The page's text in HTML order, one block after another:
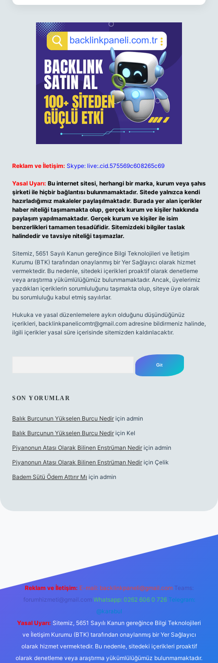
Reklam ve İletişim: Skype: live:.cid.575569c608265c69
Yasal Uyarı: Bu internet sitesi, herhangi bir marka, kurum veya şahıs
şirketi ile hiçbir bağlantısı bulunmamaktadır. Sitede yalnızca kendi
hazırladığımız makaleler paylaşılmaktadır. Burada yer alan içerikler
haber niteliği taşımamakta olup, gerçek kurum ve kişiler hakkında
paylaşım yapılmamaktadır. Gerçek kurum ve kişiler ile isim
benzerlikleri tamamen tesadüfidir. Sitemizdeki bilgiler taslak
halindedir ve tavsiye niteliği taşımazlar.
Sitemiz, 5651 Sayılı Kanun gereğince Bilgi Teknolojileri ve İletişim
Kurumu (BTK) tarafından onaylanmış bir Yer Sağlayıcı olarak hizmet
vermektedir. Bu nedenle, sitedeki içerikleri proaktif olarak denetleme
veya araştırma yükümlülüğümüz bulunmamaktadır. Ancak, üyelerimiz
yazdıkları içeriklerin sorumluluğunu taşımakta olup, siteye üye olarak
bu sorumluluğu kabul etmiş sayılırlar.
Hukuka ve yasal düzenlemelere aykırı olduğunu düşündüğünüz
içerikleri, backlinkpanelicomtr@gmail.com adresine bildirmeniz halinde,
ilgili içerikler yasal süre içerisinde sitemizden kaldırılacaktır.
SON YORUMLAR
Balık Burcunun Yükselen Burcu Nedir için admin
Balık Burcunun Yükselen Burcu Nedir için Kel
Piyanonun Atası Olarak Bilinen Enstrüman Nedir için admin
Piyanonun Atası Olarak Bilinen Enstrüman Nedir için Çelik
Badem Sütü Ödem Attırır Mı için admin
Reklam ve İletişim: E-mail: backlinkpaneli@gmail.com Teams:
forumhizmeti@gmail.com Whatsapp: 0262 606 0 726 Telegram:
@karabul
Yasal Uyarı: Sitemiz, 5651 Sayılı Kanun gereğince Bilgi Teknolojileri
ve İletişim Kurumu (BTK) tarafından onaylanmış bir Yer Sağlayıcı
olarak hizmet vermektedir. Bu nedenle, sitedeki içerikleri proaktif
olarak denetleme veya araştırma yükümlülüğümüz bulunmamaktadır.